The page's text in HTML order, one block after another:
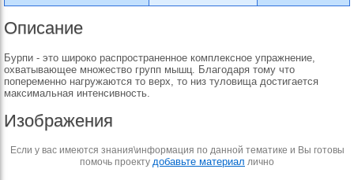
Описание
Бурпи - это широко распространенное комплексное упражнение,
охватывающее множество групп мышц. Благодаря тому что
попеременно нагружаются то верх, то низ туловища достигается
максимальная интенсивность.
Изображения
Если у вас имеются знания\информация по данной тематике и Вы готовы
помочь проекту добавьте материал лично